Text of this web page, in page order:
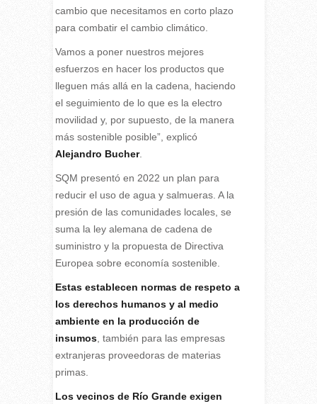
cambio que necesitamos en corto plazo
para combatir el cambio climático.
Vamos a poner nuestros mejores
esfuerzos en hacer los productos que
lleguen más allá en la cadena, haciendo
el seguimiento de lo que es la electro
movilidad y, por supuesto, de la manera
más sostenible posible”, explicó
Alejandro Bucher.
SQM presentó en 2022 un plan para
reducir el uso de agua y salmueras. A la
presión de las comunidades locales, se
suma la ley alemana de cadena de
suministro y la propuesta de Directiva
Europea sobre economía sostenible.
Estas establecen normas de respeto a
los derechos humanos y al medio
ambiente en la producción de
insumos, también para las empresas
extranjeras proveedoras de materias
primas.
Los vecinos de Río Grande exigen